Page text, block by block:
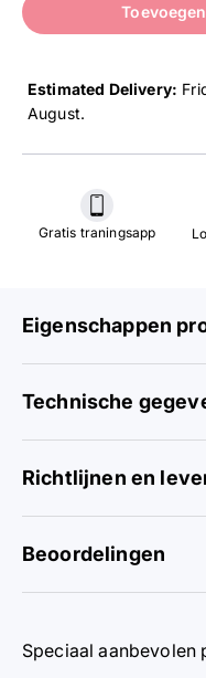
Estimated Delivery:
August.
Gratis traningsapp
Eigenschappen
Technische
Richtlijnen en
Beoordelingen
Speciaal